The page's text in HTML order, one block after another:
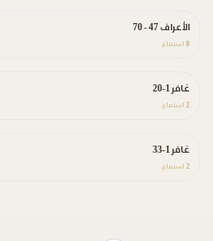
الأعراف 47 - 70
0 استماع
غافر 1-20
2 استماع
غافر 1-33
2 استماع